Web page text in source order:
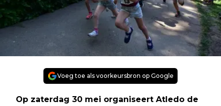
Voeg toe als voorkeursbron op Google
Op zaterdag 30 mei organiseert Atledo de